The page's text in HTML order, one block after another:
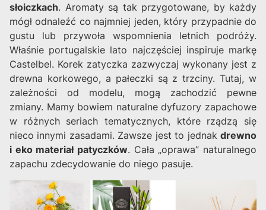
słoiczkach. Aromaty są tak przygotowane, by każdy
mógł odnaleźć co najmniej jeden, który przypadnie do
gustu lub przywoła wspomnienia letnich podróży.
Właśnie portugalskie lato najczęściej inspiruje markę
Castelbel. Korek zatyczka zazwyczaj wykonany jest z
drewna korkowego, a pałeczki są z trzciny. Tutaj, w
zależności od modelu, mogą zachodzić pewne
zmiany. Mamy bowiem naturalne dyfuzory zapachowe
w różnych seriach tematycznych, które rządzą się
nieco innymi zasadami. Zawsze jest to jednak drewno
i eko materiał patyczków. Cała „oprawa” naturalnego
zapachu zdecydowanie do niego pasuje.